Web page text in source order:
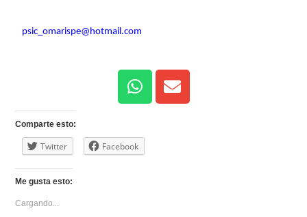
psic_omarispe@hotmail.com
Comparte esto:
Twitter Facebook
Me gusta esto:
Cargando...